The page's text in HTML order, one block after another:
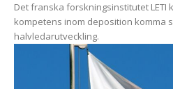
Det franska forskningsinstitutet LETI
kompetens inom deposition komma
halvledarutveckling.